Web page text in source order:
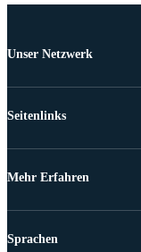
Unser Netzwerk
Seitenlinks
Mehr Erfahren
Sprachen